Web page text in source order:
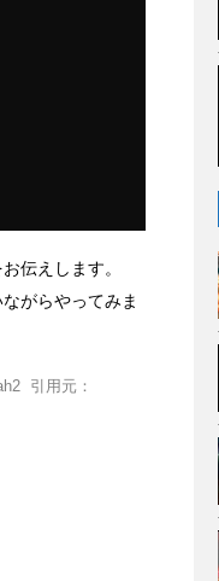
伝えします。
がらやってみま
引用元：